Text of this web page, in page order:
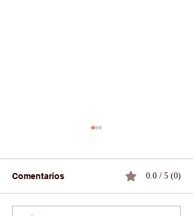
Comentarios 0.0 / 5 (0)